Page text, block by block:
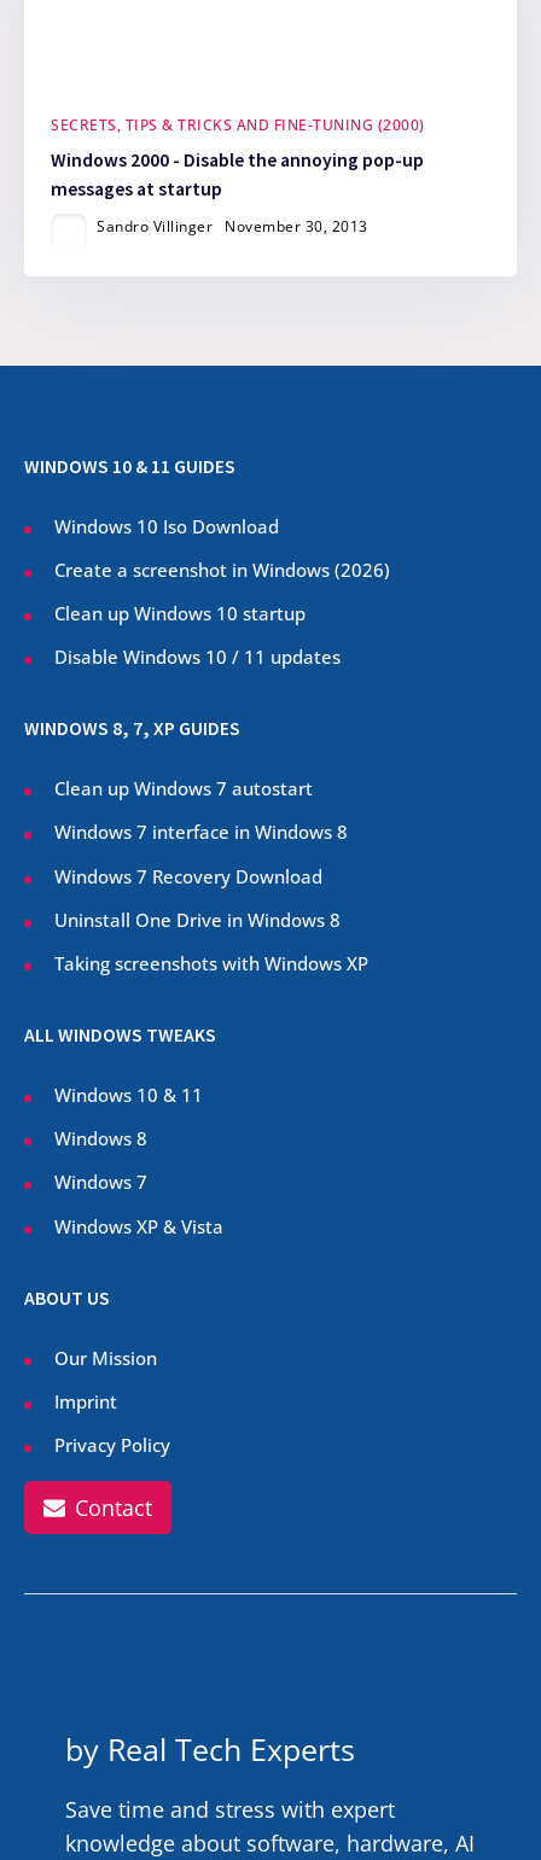
SECRETS, TIPS & TRICKS AND FINE-TUNING (2000)
Windows 2000 - Disable the annoying pop-up
messages at startup
Sandro Villinger November 30, 2013
WINDOWS 10 & 11 GUIDES
Windows 10 Iso Download
Create a screenshot in Windows (2026)
Clean up Windows 10 startup
Disable Windows 10 / 11 updates
WINDOWS 8, 7, XP GUIDES
Clean up Windows 7 autostart
Windows 7 interface in Windows 8
Windows 7 Recovery Download
Uninstall One Drive in Windows 8
Taking screenshots with Windows XP
ALL WINDOWS TWEAKS
Windows 10 & 11
Windows 8
Windows 7
Windows XP & Vista
ABOUT US
Our Mission
Imprint
Privacy Policy
Contact
by Real Tech Experts
Save time and stress with expert
knowledge about software, hardware, AI